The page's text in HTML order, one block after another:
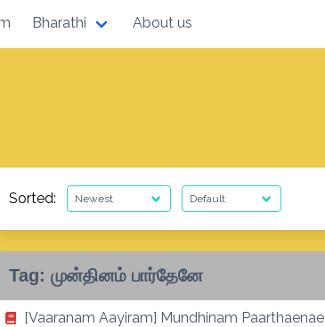
Bharathi About us
Sorted:
Tag: முன்தினம் பார்தேனே
[Vaaranam Aayiram] Mundhinam Paarthaenae